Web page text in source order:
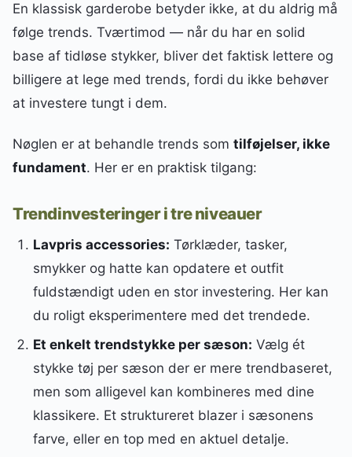
En klassisk garderobe betyder ikke, at du aldrig må
følge trends. Tværtimod — når du har en solid
base af tidløse stykker, bliver det faktisk lettere og
billigere at lege med trends, fordi du ikke behøver
at investere tungt i dem.
Nøglen er at behandle trends som tilføjelser, ikke
fundament. Her er en praktisk tilgang:
Trendinvesteringer i tre niveauer
Lavpris accessories: Tørklæder, tasker,
smykker og hatte kan opdatere et outfit
fuldstændigt uden en stor investering. Her kan
du roligt eksperimentere med det trendede.
Et enkelt trendstykke per sæson: Vælg ét
stykke tøj per sæson der er mere trendbaseret,
men som alligevel kan kombineres med dine
klassikere. Et struktureret blazer i sæsonens
farve, eller en top med en aktuel detalje.